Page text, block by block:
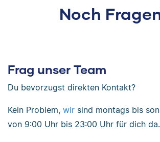
Noch
Frag unser Team
Du bevorzugst direkten Kontakt?
Kein Problem, wir sind montags bis
von 9:00 Uhr bis 23:00 Uhr für dich da.